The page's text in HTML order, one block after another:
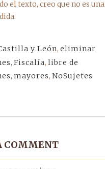
el texto, creo que no es una
y León, eliminar
, Fiscalía, libre de
, mayores, NoSujetes
COMMENT